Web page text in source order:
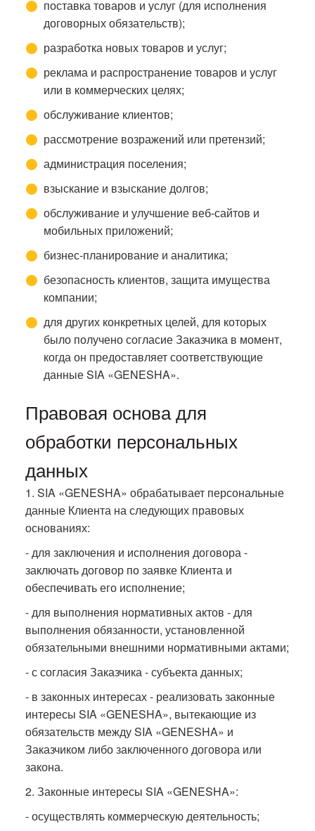
поставка товаров и услуг (для исполнения
договорных обязательств);
разработка новых товаров и услуг;
реклама и распространение товаров и услуг
или в коммерческих целях;
обслуживание клиентов;
рассмотрение возражений или претензий;
администрация поселения;
взыскание и взыскание долгов;
обслуживание и улучшение веб-сайтов и
мобильных приложений;
бизнес-планирование и аналитика;
безопасность клиентов, защита имущества
компании;
для других конкретных целей, для которых
было получено согласие Заказчика в момент,
когда он предоставляет соответствующие
данные SIA «GENESHA».
Правовая основа для
обработки персональных
данных
1. SIA «GENESHA» обрабатывает персональные
данные Клиента на следующих правовых
основаниях:
- для заключения и исполнения договора -
заключать договор по заявке Клиента и
обеспечивать его исполнение;
- для выполнения нормативных актов - для
выполнения обязанности, установленной
обязательными внешними нормативными актами;
- с согласия Заказчика - субъекта данных;
- в законных интересах - реализовать законные
интересы SIA «GENESHA», вытекающие из
обязательств между SIA «GENESHA» и
Заказчиком либо заключенного договора или
закона.
2. Законные интересы SIA «GENESHA»:
- осуществлять коммерческую деятельность;